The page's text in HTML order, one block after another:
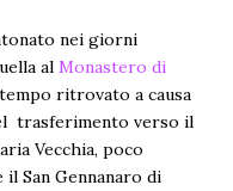
nei giorni
al Monastero di
ritrovato a causa
trasferimento verso il
Vecchia, poco
San Gennanaro di